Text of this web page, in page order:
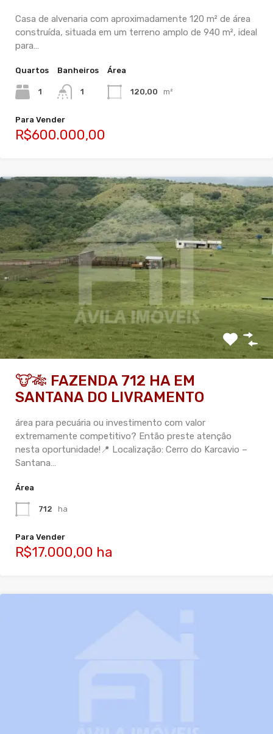
Casa de alvenaria com aproximadamente 120 m² de área
construída, situada em um terreno amplo de 940 m², ideal
para…
Quartos
1
Banheiros
1
Área
120,00 m²
Para Vender
R$600.000,00
🐮🎋 FAZENDA 712 HA EM
SANTANA DO LIVRAMENTO
área para pecuária ou investimento com valor
extremamente competitivo? Então preste atenção
nesta oportunidade!📍 Localização: Cerro do Karcavio –
Santana…
Área
712 ha
Para Vender
R$17.000,00 ha